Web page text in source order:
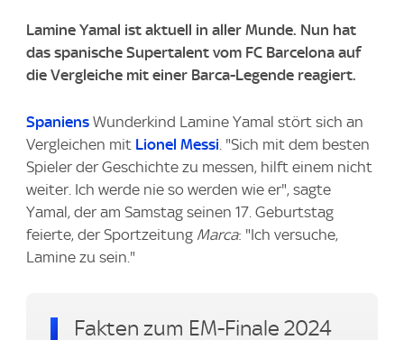
Lamine Yamal ist aktuell in aller Munde. Nun hat
das spanische Supertalent vom FC Barcelona auf
die Vergleiche mit einer Barca-Legende reagiert.
Spaniens Wunderkind Lamine Yamal stört sich an
Vergleichen mit Lionel Messi. "Sich mit dem besten
Spieler der Geschichte zu messen, hilft einem nicht
weiter. Ich werde nie so werden wie er", sagte
Yamal, der am Samstag seinen 17. Geburtstag
feierte, der Sportzeitung Marca: "Ich versuche,
Lamine zu sein."
Fakten zum EM-Finale 2024